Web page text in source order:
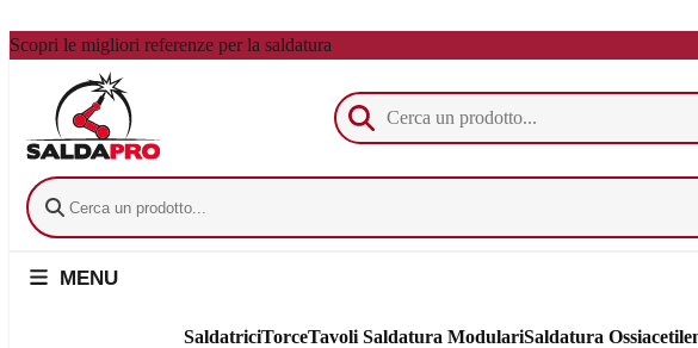
Scopri le migliori referenze per la saldatura
MENU
SaldatriciTorceTavoli Saldatura ModulariSaldatura